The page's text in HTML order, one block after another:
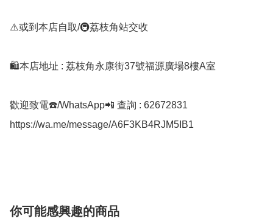
⚠️或到本店自取/🚇荔枝角站交收
🛍️本店地址 : 荔枝角永康街37號福源廣場8樓A室
歡迎致電☎️/WhatsApp📲 查詢 : 62672831
https://wa.me/message/A6F3KB4RJM5IB1
你可能感興趣的商品